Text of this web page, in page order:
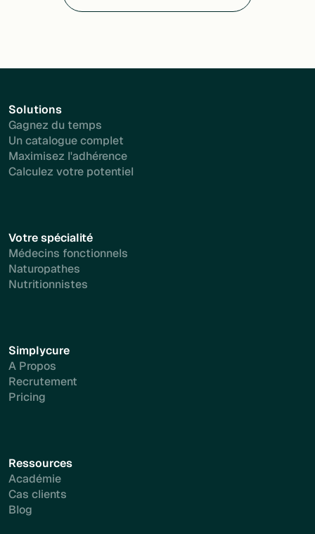
Solutions
Gagnez du temps
Un catalogue complet
Maximisez l'adhérence
Calculez votre potentiel
Votre spécialité
Médecins fonctionnels
Naturopathes
Nutritionnistes
Simplycure
A Propos
Recrutement
Pricing
Ressources
Académie
Cas clients
Blog